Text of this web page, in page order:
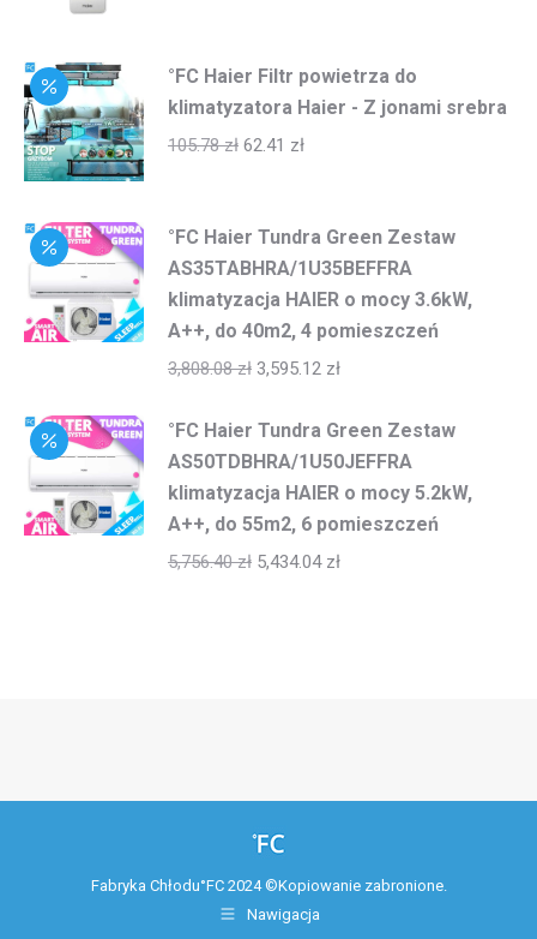
°FC Haier Filtr powietrza do
klimatyzatora Haier - Z jonami srebra
105.78zł 62.41 zł
°FC Haier Tundra Green Zestaw
AS35TABHRA/1U35BEFFRA
klimatyzacja HAIER o mocy 3.6kW,
A++, do 40m2, 4 pomieszczeń
3,808.08zł 3,595.12 zł
°FC Haier Tundra Green Zestaw
AS50TDBHRA/1U50JEFFRA
klimatyzacja HAIER o mocy 5.2kW,
A++, do 55m2, 6 pomieszczeń
5,756.40zł 5,434.04 zł
Fabryka Chłodu°FC 2024 ©Kopiowanie zabronione.
Nawigacja